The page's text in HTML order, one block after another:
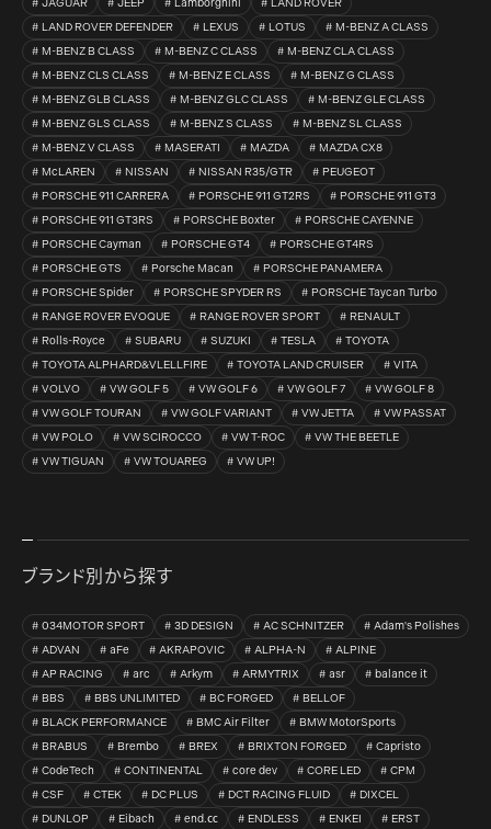
JAGUAR JEEP Lamborghini
LAND ROVER
LAND ROVER DEFENDER
LEXUS LOTUS
M-BENZ A CLASS
M-BENZ B CLASS
M-BENZ C CLASS
M-BENZ CLA CLASS
M-BENZ CLS CLASS
M-BENZ E CLASS
M-BENZ G CLASS
M-BENZ GLB CLASS
M-BENZ GLC CLASS
M-BENZ GLE CLASS
M-BENZ GLS CLASS
M-BENZ S CLASS
M-BENZ SL CLASS
M-BENZ V CLASS
MASERATI MAZDA
MAZDA CX8
McLAREN
NISSAN NISSAN R35/GTR
PEUGEOT
PORSCHE 911 CARRERA
PORSCHE 911 GT2RS
PORSCHE 911 GT3
PORSCHE 911 GT3RS
PORSCHE Boxter
PORSCHE CAYENNE
PORSCHE Cayman
PORSCHE GT4
PORSCHE GT4RS
PORSCHE GTS
Porsche Macan
PORSCHE PANAMERA
PORSCHE Spider
PORSCHE SPYDER RS
PORSCHE Taycan Turbo
RANGE ROVER EVOQUE
RANGE ROVER SPORT
RENAULT
Rolls-Royce
SUBARU SUZUKI TESLA
TOYOTA
TOYOTA ALPHARD&VLELLFIRE
TOYOTA LAND CRUISER
VITA
VOLVO
VW GOLF 5 VW GOLF 6 VW GOLF 7
VW GOLF 8
VW GOLF TOURAN
VW GOLF VARIANT VW JETTA
VW PASSAT
VW POLO
VW SCIROCCO VW T-ROC
VW THE BEETLE
VW TIGUAN
VW TOUAREG VW UP!
ブランド別から探す
034MOTOR SPORT 3D DESIGN AC SCHNITZER
Adam's Polishes
ADVAN
aFe AKRAPOVIC ALPHA-N
ALPINE
AP RACING
arc Arkym ARMYTRIX asr
balance it
BBS
BBS UNLIMITED BC FORGED
BELLOF
BLACK PERFORMANCE
BMC Air Filter
BMW MotorSports
BRABUS
Brembo BREX BRIXTON FORGED
Capristo
CodeTech
CONTINENTAL core dev CORE LED
CPM
CSF
CTEK DC PLUS DCT RACING FLUID
DIXCEL
DUNLOP
Eibach end.㏄ ENDLESS ENKEI
ERST